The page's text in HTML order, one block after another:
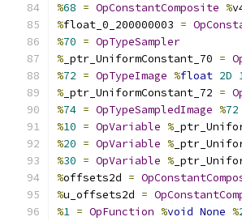
%68 = OpConstantComposite %
%float_0_200000003 =
%70 = OpTypeSampler
% _ptr_UniformConstant_70 =
%72 = OpTypeImage %float 2D
% _ptr_UniformConstant_72 =
%74 = OpTypeSampledImage %72
%10 = OpVariable %
%20 = OpVariable %
%30 = OpVariable %
%offsets2d =
%u_offsets2d =
%1 = OpFunction %void None %